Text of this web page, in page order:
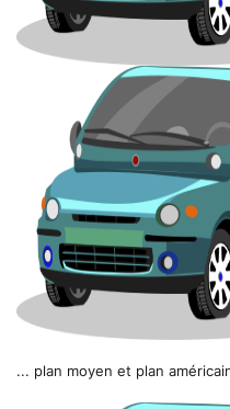
... plan moyen et plan